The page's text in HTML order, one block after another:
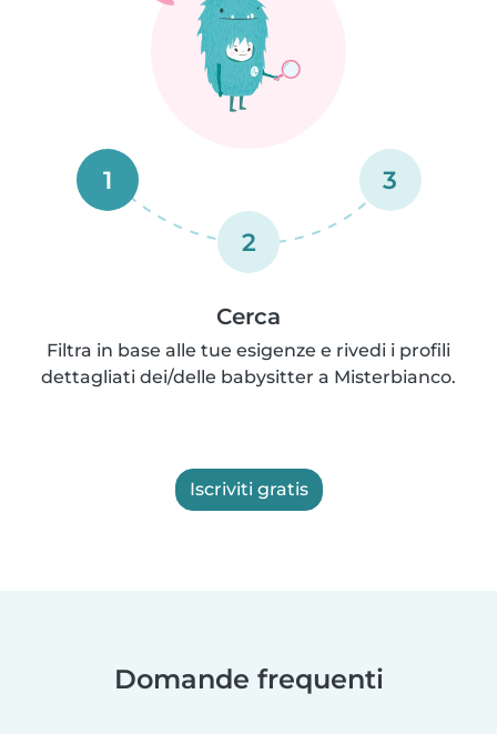
1
2
3
Cerca
Filtra in base alle tue esigenze e rivedi i profili
dettagliati dei/delle babysitter a Misterbianco.
Iscriviti gratis
Domande frequenti